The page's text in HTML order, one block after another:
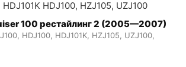
HDJ101K HDJ100, HZJ105, UZJ100
100 рестайлинг 2 (2005—2007)
HDJ100, HDJ101K, HZJ105, UZJ100,